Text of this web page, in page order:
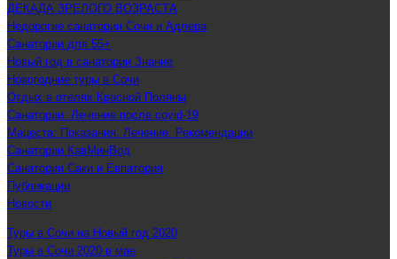
ДЕКАДА ЗРЕЛОГО ВОЗРАСТА
Недорогие санатории Сочи и Адлера
Санатории для 55+
Новый год в санатории Знание
Новогодние туры в Сочи
Отдых в отелях Красной Поляны
Санатории: Лечение после covid-19
Мацеста: Показания. Лечение. Рекомендации
Санатории КавМинВод
Санатории Саки и Евпатория
Публикации
Новости
Туры в Сочи на Новый год 2020
Туры в Сочи 2020 в мае